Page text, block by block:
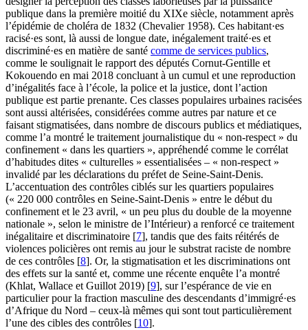
publique dans la première moitié du XIXe siècle, notamment après
l’épidémie de choléra de 1832 (Chevalier 1958). Ces habitant·es
racisé·es sont, là aussi de longue date, inégalement traité·es et
discriminé·es en matière de santé comme de services publics,
comme le soulignait le rapport des députés Cornut-Gentille et
Kokouendo en mai 2018 concluant à un cumul et une reproduction
d’inégalités face à l’école, la police et la justice, dont l’action
publique est partie prenante. Ces classes populaires urbaines racisées
sont aussi altérisées, considérées comme autres par nature et ce
faisant stigmatisées, dans nombre de discours publics et médiatiques,
comme l’a montré le traitement journalistique du « non-respect » du
confinement « dans les quartiers », appréhendé comme le corrélat
d’habitudes dites « culturelles » essentialisées – « non-respect »
invalidé par les déclarations du préfet de Seine-Saint-Denis.
L’accentuation des contrôles ciblés sur les quartiers populaires
(« 220 000 contrôles en Seine-Saint-Denis » entre le début du
confinement et le 23 avril, « un peu plus du double de la moyenne
nationale », selon le ministre de l’Intérieur) a renforcé ce traitement
inégalitaire et discriminatoire [7], tandis que des faits réitérés de
violences policières ont remis au jour le substrat raciste de nombre
de ces contrôles [8]. Or, la stigmatisation et les discriminations ont
des effets sur la santé et, comme une récente enquête l’a montré
(Khlat, Wallace et Guillot 2019) [9], sur l’espérance de vie en
particulier pour la fraction masculine des descendants d’immigré·es
d’Afrique du Nord – ceux-là mêmes qui sont tout particulièrement
l’une des cibles des contrôles [10].